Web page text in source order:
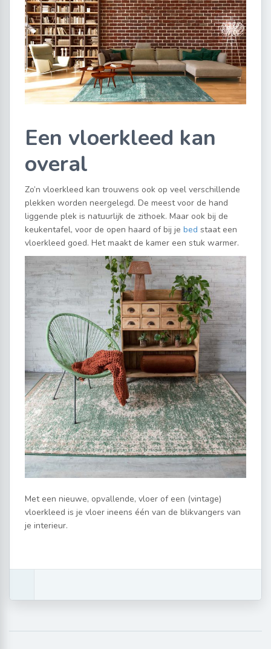
Een vloerkleed kan
overal
Zo’n vloerkleed kan trouwens ook op veel verschillende
plekken worden neergelegd. De meest voor de hand
liggende plek is natuurlijk de zithoek. Maar ook bij de
keukentafel, voor de open haard of bij je bed staat een
vloerkleed goed. Het maakt de kamer een stuk warmer.
Met een nieuwe, opvallende, vloer of een (vintage)
vloerkleed is je vloer ineens één van de blikvangers van
je interieur.